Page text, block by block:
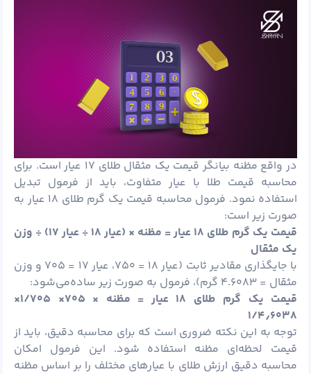
در واقع مظنه بیانگر قیمت یک مثقال طلای ۱۷ عیار است. برای
محاسبه قیمت طلا با عیار متفاوت، باید از فرمول تبدیل
استفاده نمود. فرمول محاسبه قیمت یک گرم طلای ۱۸ عیار به
صورت زیر است:
قیمت یک گرم طلای ۱۸ عیار = مظنه × (عیار ۱۸ ÷ عیار ۱۷) ÷ وزن
یک مثقال
با جایگذاری مقادیر ثابت (عیار ۱۸ = ۷۵۰، عیار ۱۷ = ۷۰۵ و وزن
مثقال = ۴.۶۰۸۳ گرم)، فرمول به صورت زیر ساده‌می‌شود:
قیمت یک گرم طلای ۱۸ عیار = مظنه × ۷۰۵× ۱/۷۰۵×
۱/۴٫۶۰۳۸
توجه به این نکته ضروری است که برای محاسبه دقیق، باید از
قیمت لحظه‌ای مظنه استفاده شود. این فرمول امکان
محاسبه دقیق ارزش طلای با عیارهای مختلف را بر اساس مظنه